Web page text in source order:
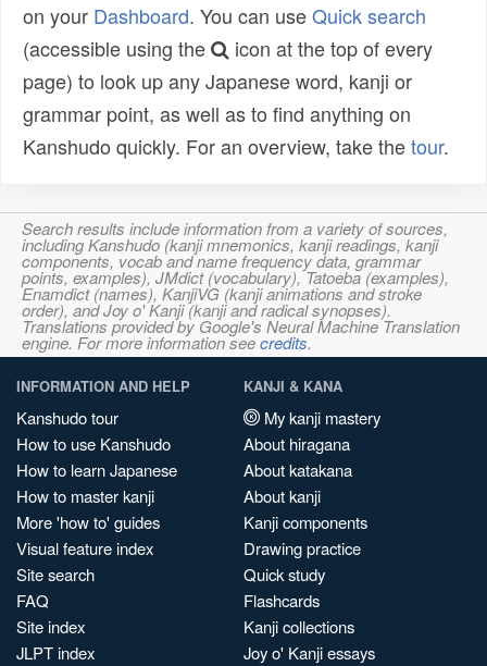
on your Dashboard. You can useQuick search
(accessible using the
icon at the top of every
page) to look up any Japanese word, kanji or
grammar point, as well as to find anything on
Kanshudo quickly. For an overview, take thetour.
Search results include information from a variety of sources,
including Kanshudo (kanji mnemonics, kanji readings, kanji
components, vocab and name frequency data, grammar
points, examples), JMdict (vocabulary), Tatoeba (examples),
Enamdict (names), KanjiVG (kanji animations and stroke
order), and Joy o' Kanji (kanji and radical synopses).
Translations provided by Google's Neural Machine Translation
engine. For more information seecredits.
INFORMATION AND HELP
Kanshudo tour
How to use Kanshudo
How to learn Japanese
How to master kanji
More 'how to' guides
Visual feature index
Site search
FAQ
Site index
JLPT index
KANJI & KANA
My kanji mastery
About hiragana
About katakana
About kanji
Kanji components
Drawing practice
Quick study
Flashcards
Kanji collections
Joy o' Kanji essays